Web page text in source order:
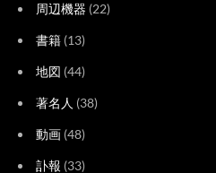
周辺機器 (22)
書籍 (13)
地図 (44)
著名人 (38)
動画 (48)
訃報 (33)